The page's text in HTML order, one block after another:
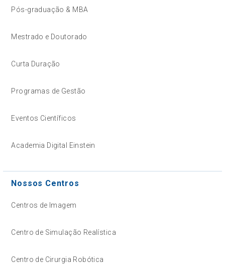
Pós-graduação & MBA
Mestrado e Doutorado
Curta Duração
Programas de Gestão
Eventos Científicos
Academia Digital Einstein
Nossos Centros
Centros de Imagem
Centro de Simulação Realística
Centro de Cirurgia Robótica